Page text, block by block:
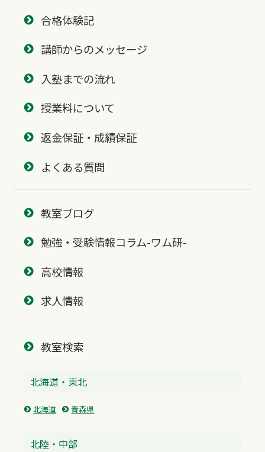
合格体験記
講師からのメッセージ
入塾までの流れ
授業料について
返金保証・成績保証
よくある質問
教室ブログ
勉強・受験情報コラム-ワム研-
高校情報
求人情報
教室検索
北海道・東北
北海道 青森県
北陸・中部